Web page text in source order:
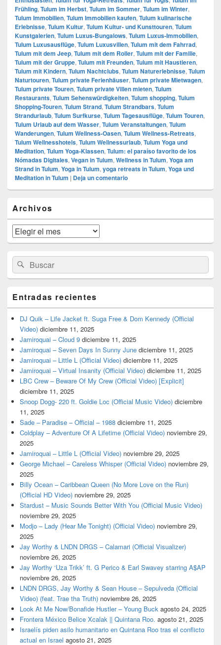
Frühling, Tulum im Herbst, Tulum im Sommer, Tulum im Winter,
Tulum Immobilien, Tulum Immobilien kaufen, Tulum kulinarische
Erlebnisse, Tulum Kultur, Tulum Kultur- und Kunsttouren, Tulum
Kunstgalerien, Tulum Luxus-Bungalows, Tulum Luxus-Immobilien,
Tulum Luxusausflüge, Tulum Luxusvillen, Tulum mit dem Fahrrad,
Tulum mit dem Jeep, Tulum mit dem Roller, Tulum mit der Familie,
Tulum mit der Gruppe, Tulum mit Freunden, Tulum mit Haustieren,
Tulum mit Kindern, Tulum Nachtclubs, Tulum Naturerlebnisse, Tulum
Naturtouren, Tulum private Ferienhäuser, Tulum private Mietwagen,
Tulum private Touren, Tulum private Villen mieten, Tulum
Restaurants, Tulum Sehenswürdigkeiten, Tulum shopping, Tulum
Shopping-Touren, Tulum Strand, Tulum Strandbars, Tulum
Strandurlaub, Tulum Surfkurse, Tulum Tagesausflüge, Tulum Touren,
Tulum Urlaub auf dem Wasser, Tulum Veranstaltungen, Tulum
Wanderungen, Tulum Wellness-Oasen, Tulum Wellness-Retreats,
Tulum Wellnesshotels, Tulum Wellnessurlaub, Tulum Yoga und
Meditation, Tulum Yoga-Klassen, Tulum: el paraíso favorito de los
Nómadas Digitales, Vegan in Tulum, Wellness in Tulum, Yoga am
Strand in Tulum, Yoga in Tulum, yoga retreats in Tulum, Yoga und
Meditation in Tulum | Deja un comentario
área
de
widget
barra
lateral
primaria
Archivos
Archivos
Buscar
por:
Buscar
Entradas recientes
DJ Quik – Life Jacket ft. Suga Free & Dom Kennedy (Official
Video) diciembre 11, 2025
Jamiroquai – Cloud 9 diciembre 11, 2025
Jamiroquai – Seven Days In Sunny June diciembre 11, 2025
Jamiroquai – Little L (Official Video) diciembre 11, 2025
Jamiroquai – Virtual Insanity (Official Video) diciembre 11, 2025
LBC Crew – Beware Of My Crew (Official Video) [Explicit]
diciembre 11, 2025
Snoop Dogg- 220 ft. Goldie Loc (Official Music Video) diciembre
11, 2025
Sade – Paradise – Official – 1988 diciembre 11, 2025
Coldplay – Adventure Of A Lifetime (Official Video) noviembre 29,
2025
Jamiroquai – Little L (Official Video) noviembre 29, 2025
George Michael – Careless Whisper (Official Video) noviembre 29,
2025
Billy Ocean – Caribbean Queen (No More Love on the Run)
(Official HD Video) noviembre 29, 2025
Stardust – Music Sounds Better With You (Official Music Video)
noviembre 29, 2025
Modjo – Lady (Hear Me Tonight) (Official Video) noviembre 29,
2025
Jay Worthy & LNDN DRGS – Calamari (Official Visualizer)
noviembre 26, 2025
Jay Worthy ‘Uza Trikk’ ft. G Perico & Earl Swavey starring A$AP
noviembre 26, 2025
LNDN DRGS, Jay Worthy & Sean House – Sepulveda (Official
Video) (feat. Trae tha Truth) noviembre 26, 2025
Look At Me Now/Bonafide Hustler – Young Buck agosto 24, 2025
Frontera México Belice Xcalak || Quintana Roo. agosto 21, 2025
Israelís piden asilo humanitario en Quintana Roo tras el conflicto
actual en Israel agosto 21, 2025